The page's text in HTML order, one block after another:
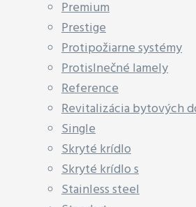
Premium
Prestige
Protipožiarne systémy
Protislnečné lamely
Reference
Revitalizácia bytových
Single
Skryté krídlo
Skryté krídlo s
Stainless steel